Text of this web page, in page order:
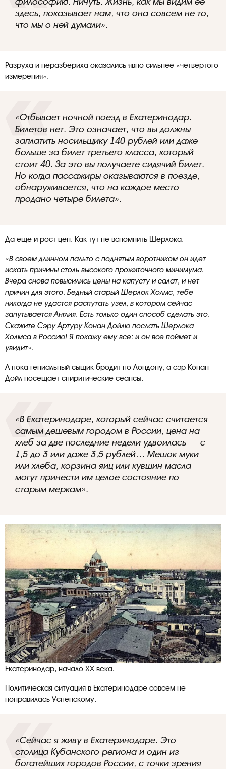
здесь, показывает нам, что она совсем не то,
что мы о ней думали».
Разруха и неразбериха оказались явно сильнее «четвертого
измерения»:
«Отбывает ночной поезд в Екатеринодар.
Билетов нет. Это означает, что вы должны
заплатить носильщику 140 рублей или даже
больше за билет третьего класса, который
стоит 40. За это вы получаете сидячий билет.
Но когда пассажиры оказываются в поезде,
обнаруживается, что на каждое место
продано четыре билета».
Да еще и рост цен. Как тут не вспомнить Шерлока:
«В своем длинном пальто с поднятым воротником он идет
искать причины столь высокого прожиточного минимума.
Вчера снова повысились цены на капусту и салат, и нет
причин для этого. Бедный старый Шерлок Холмс, тебе
никогда не удастся распутать узел, в котором сейчас
запутывается Англия. Есть только один способ сделать это.
Скажите Сэру Артуру Конан Дойлю послать Шерлока
Холмса в Россию! Я покажу ему все: и он все поймет и
увидит».
А пока гениальный сыщик бродит по Лондону, а сэр Конан
Дойл посещает спиритические сеансы:
«В Екатеринодаре, который сейчас считается
самым дешевым городом в России, цена на
хлеб за две последние недели удвоилась — с
1,5 до 3 или даже 3,5 рублей… Мешок муки
или хлеба, корзина яиц или кувшин масла
могут принести им целое состояние по
старым меркам».
Екатеринодар, начало XX века.
Политическая ситуация в Екатеринодаре совсем не
понравилась Успенскому:
«Сейчас я живу в Екатеринодаре. Это
столица Кубанского региона и один из
богатейших городов России, с точки зрения